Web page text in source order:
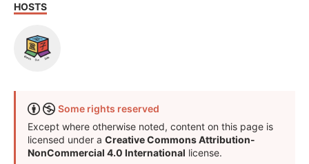
HOSTS
Some rights reserved
Except where otherwise noted, content on this page is
licensed under a Creative Commons Attribution-
NonCommercial 4.0 International license.